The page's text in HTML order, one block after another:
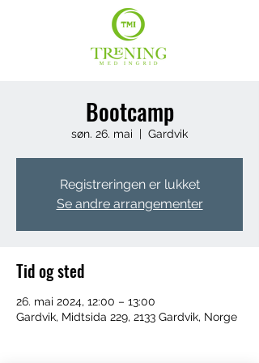
Bootcamp
søn. 26. mai
  |
Gardvik
Registreringen er lukket
Se andre arrangementer
Tid og sted
26. mai 2024, 12:00 – 13:00
Gardvik, Midtsida 229, 2133 Gardvik, Norge